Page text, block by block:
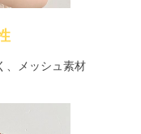
、メッシュ素材